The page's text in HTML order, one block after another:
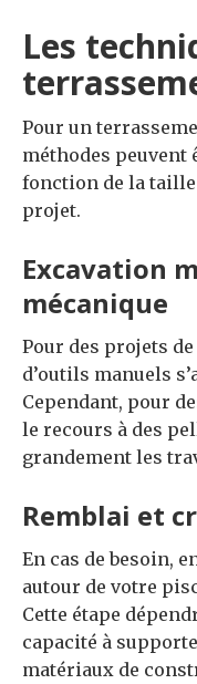
Les
Pour un
méthodes peuvent
fonction de la
projet.
Excavation
mécanique
Pour des projets
d’outils manuels
Cependant, pour
le recours à des
grandement les
Remblai et
En cas de besoin,
autour de votre
Cette étape
capacité à
matériaux de